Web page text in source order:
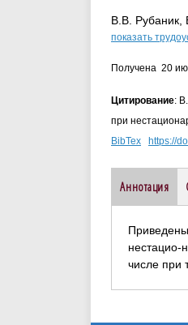
В.В. Рубаник,
показать
Получена 20
Цитирование:
при
BibTex
https://
Аннотация
Приведены
нестацио-
числе при